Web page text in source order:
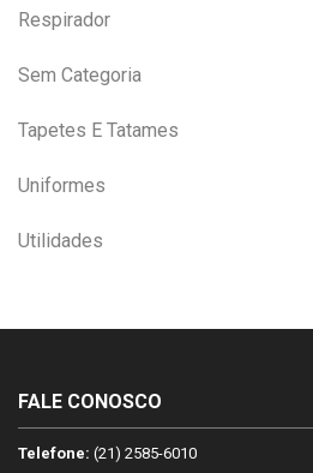
Respirador
Sem Categoria
Tapetes E Tatames
Uniformes
Utilidades
FALE CONOSCO
Telefone: (21) 2585-6010